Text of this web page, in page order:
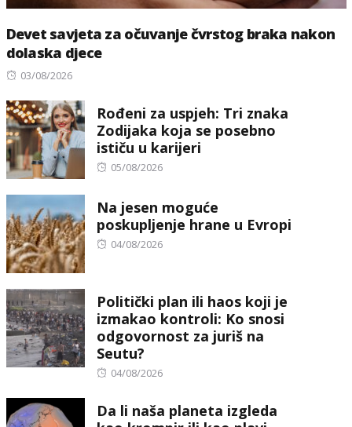
Devet savjeta za očuvanje čvrstog braka nakon
dolaska djece
Posted
03/08/2026
Rođeni za uspjeh: Tri znaka
Zodijaka koja se posebno
ističu u karijeri
Posted
05/08/2026
Na jesen moguće
poskupljenje hrane u Evropi
Posted
04/08/2026
Politički plan ili haos koji je
izmakao kontroli: Ko snosi
odgovornost za juriš na
Seutu?
Posted
04/08/2026
Da li naša planeta izgleda